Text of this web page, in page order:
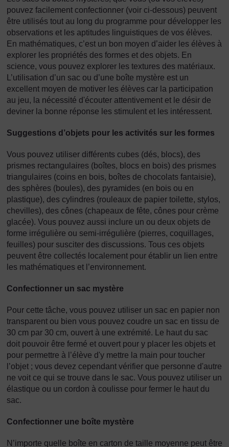
pouvez facilement confectionner (voir ci-dessous) peuvent
être utilisés tout au long du programme pour développer les
observations et les aptitudes linguistiques de vos élèves.
En mathématiques, c’est un bon moyen d’aider les élèves à
explorer les propriétés des formes et des objets. En
science, vous pouvez explorer les textures des matériaux.
L’utilisation d’un sac ou d’une boîte mystère est un
excellent moyen de motiver les élèves car la participation
au jeu, la nécessité d'écouter attentivement et le désir de
deviner la bonne réponse les stimulent et les intéressent.
Suggestions d’objets pour les activités sur les formes
Vous pouvez utiliser différents cubes (dés, blocs), des
prismes rectangulaires (boîtes, blocs en bois) des prismes
triangulaires (coins en bois, boîtes de chocolats fantaisie),
des sphères (boules), des pyramides (en bois ou en
plastique), des cylindres (rouleaux de papier toilette, stylos,
chevilles), des cônes (chapeaux de fête, cônes pour crème
glacée). Vous pouvez aussi inclure un ou deux objets de
forme irrégulière ou semi-irrégulière (pierres, coquillages,
feuilles) pour susciter des discussions. Tous ces objets
peuvent être collectés localement pour établir un lien entre
les mathématiques et l’environnement.
Confectionner un sac mystère
Pour cette tâche, vous pouvez utiliser un sac en papier non
transparent ou bien vous pouvez coudre un sac en tissu de
30 cm par 30 cm, ouvert à une extrémité. Le haut du sac
doit pouvoir être fermé et ouvert pour y placer les objets et
pour permettre à l’élève d'y mettre la main pour toucher
l’objet ; vous devez cependant vérifier que personne d'autre
ne voit ce qui se trouve dans le sac. Vous pouvez utiliser un
élastique ou un cordon à coulisse pour fermer le haut du
sac.
Confectionner une boîte mystère
N’importe quelle boîte en carton de taille moyenne peut être